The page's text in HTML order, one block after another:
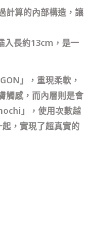
計算的內部構造，讓
入長約13cm，是一
」，重現柔軟，
觸感，而內層則是會
」，使用次數越
，實現了超真實的